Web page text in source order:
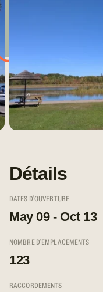
Détails
DATES D'OUVERTURE
May 09 - Oct 13
NOMBRE D'EMPLACEMENTS
123
RACCORDEMENTS